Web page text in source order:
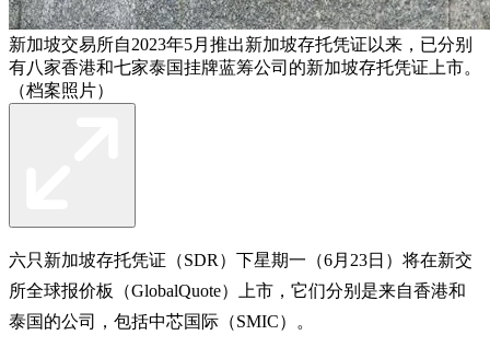
新加坡交易所自2023年5月推出新加坡存托凭证以来，已分别
有八家香港和七家泰国挂牌蓝筹公司的新加坡存托凭证上市。
（档案照片）
六只新加坡存托凭证（SDR）下星期一（6月23日）将在新交
所全球报价板（GlobalQuote）上市，它们分别是来自香港和
泰国的公司，包括中芯国际（SMIC）。